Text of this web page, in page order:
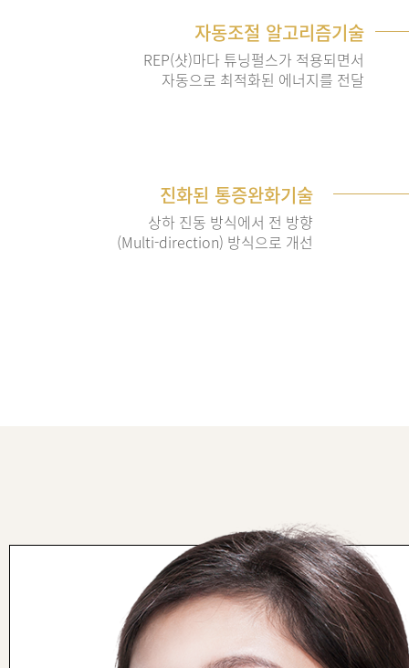
자동조절 알고리즘기술
REP(샷)마다 튜닝펄스가 적용되면서
자동으로 최적화된 에너지를 전달
진화된 통증완화기술
상하 진동 방식에서 전 방향
(Multi-direction) 방식으로 개선